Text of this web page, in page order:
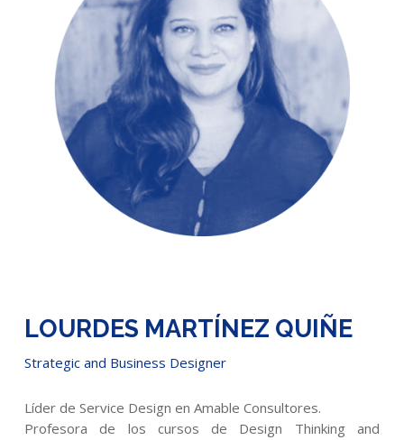
LOURDES MARTÍNEZ QUIÑE
Strategic and Business Designer
Líder de Service Design en Amable Consultores.
Profesora de los cursos de Design Thinking and